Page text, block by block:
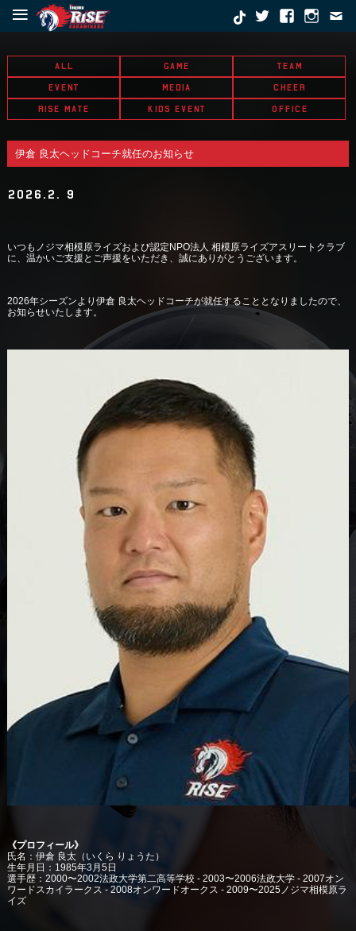
≡
ALL GAME
TEAM
EVENT
MEDIA
CHEER
RISE MATE
KIDS EVENT OFFICE
伊倉 良太ヘッドコーチ就任のお知らせ
2026.2. 9
いつもノジマ相模原ライズおよび認定NPO法人 相模原ライズアスリートクラブ
に、温かいご支援とご声援をいただき、誠にありがとうございます。
2026年シーズンより伊倉 良太ヘッドコーチが就任することとなりましたので、
お知らせいたします。
《プロフィール》
氏名：伊倉 良太（いくら りょうた）
生年月日：1985年3月5日
選手歴：2000〜2002法政大学第二高等学校 - 2003〜2006法政大学 - 2007オン
ワードスカイラークス - 2008オンワードオークス - 2009〜2025ノジマ相模原ラ
イズ